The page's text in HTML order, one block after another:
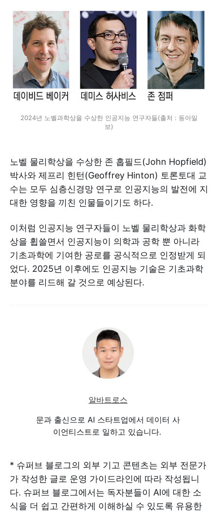
2024년 노벨과학상을 수상한 인공지능 연구자들(출처 : 동아일
보)
노벨 물리학상을 수상한 존 홉필드(John Hopfield)
박사와 제프리 힌턴(Geoffrey Hinton) 토론토대 교
수는 모두 심층신경망 연구로 인공지능의 발전에 지
대한 영향을 끼친 인물들이기도 하다.
이처럼 인공지능 연구자들이 노벨 물리학상과 화학
상을 휩쓸면서 인공지능이 의학과 공학 뿐 아니라
기초과학에 기여한 공로를 공식적으로 인정받게 되
었다. 2025년 이후에도 인공지능 기술은 기초과학
분야를 리드해 갈 것으로 예상된다.
알바트로스
문과 출신으로 AI 스타트업에서 데이터 사
이언티스트로 일하고 있습니다.
* 슈퍼브 블로그의 외부 기고 콘텐츠는 외부 전문가
가 작성한 글로 운영 가이드라인에 따라 작성됩니
다. 슈퍼브 블로그에서는 독자분들이 AI에 대한 소
식을 더 쉽고 간편하게 이해하실 수 있도록 유용한